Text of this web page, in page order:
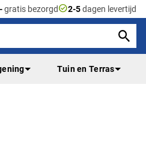
gratis bezorgdcheck_circle2-5dagen levertijd
Tuin en Terras